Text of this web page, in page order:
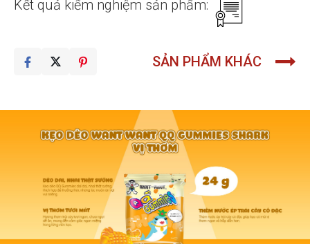
Kết quả kiểm nghiệm sản phẩm:
SẢN PHẨM KHÁC